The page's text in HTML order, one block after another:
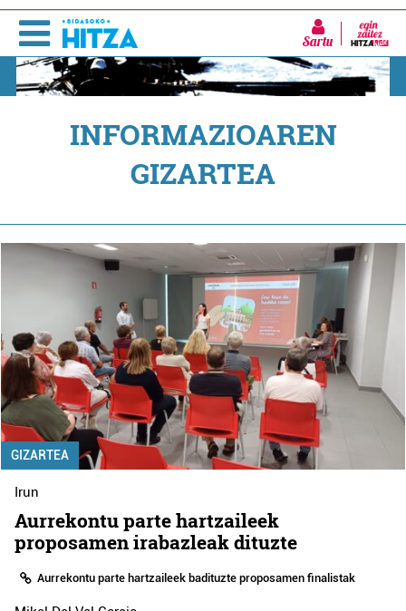
Sartu
INFORMAZIOAREN
GIZARTEA
GIZARTEA
Irun
Aurrekontu parte hartzaileek
proposamen irabazleak dituzte
Aurrekontu parte hartzaileek badituzte proposamen finalistak